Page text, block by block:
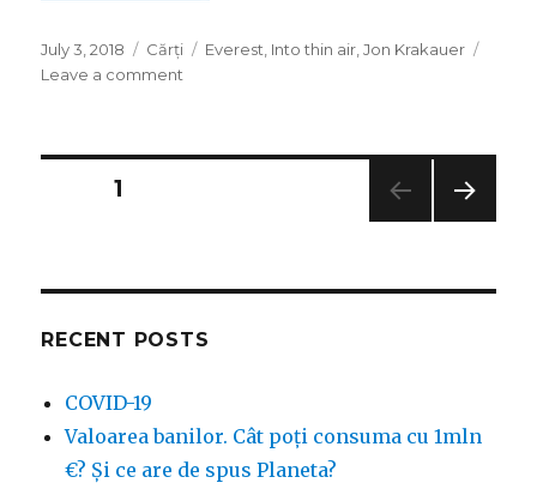
Posted
on
July 3, 2018 Categories
Cărți Tags
Everest Into thin air ,Jon Krakauer
Leave a comment
Posts
PAGE1
RECENT POSTS
COVID-19
Valoarea banilor. Cât poți consuma cu 1mln
€? Și ce are de spus Planeta?